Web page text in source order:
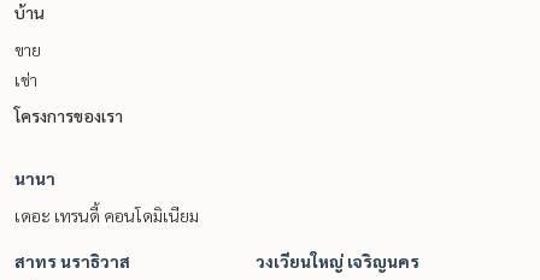
บ้าน
ขาย
เช่า
โครงการของเรา
นานา
เดอะ เทรนดี้ คอนโดมิเนียม
สาทร นราธิวาส
วงเวียนใหญ่ เจริญนคร